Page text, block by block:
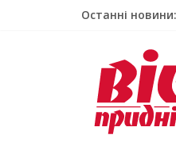
Останні новини: